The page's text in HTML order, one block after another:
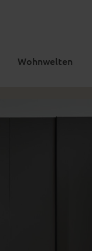
Wohnwelten